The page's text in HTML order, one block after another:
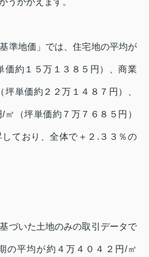
準地価」では、住宅地の平均が
価約１５万１３８５円）、商業
単価約２２万１４８７円）、
（坪単価約７万７６８５円）
ており、全体で＋２.３３％の
づいた土地のみの取引データで
の平均が約４万４０４２円/㎡